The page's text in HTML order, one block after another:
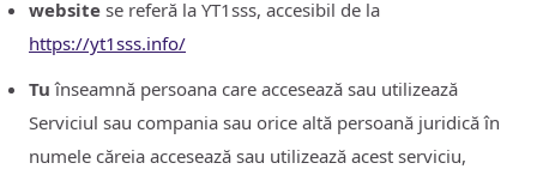
website se referă la YT1sss, accesibil de la
https://yt1sss.info/
Tuînseamnă persoana care accesează sau utilizează
Serviciul sau compania sau orice altă persoană juridică în
numele căreia accesează sau utilizează acest serviciu,